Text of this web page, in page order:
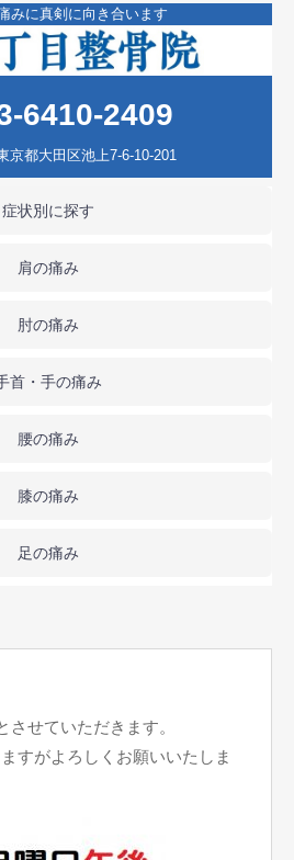
みに真剣に向き合います
6410-2409
都大田区池上7-6-10-201
症状別に探す
肩の痛み
肘の痛み
首・手の痛み
腰の痛み
膝の痛み
足の痛み
させていただきます。
すがよろしくお願いいたしま